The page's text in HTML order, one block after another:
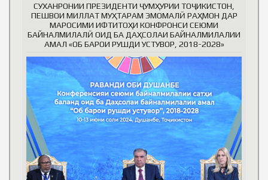
СУХАНРОНИИ ПРЕЗИДЕНТИ ҶУМҲУРИИ ТОҶИКИСТОН,
ПЕШВОИ МИЛЛАТ МУҲТАРАМ ЭМОМАЛӢ РАҲМОН ДАР
МАРОСИМИ ИФТИТОҲИ КОНФРОНСИ СЕЮМИ
БАЙНАЛМИЛАЛӢ ОИД БА ДАҲСОЛАИ БАЙНАЛМИЛАЛИИ
АМАЛ «ОБ БАРОИ РУШДИ УСТУВОР, 2018-2028»